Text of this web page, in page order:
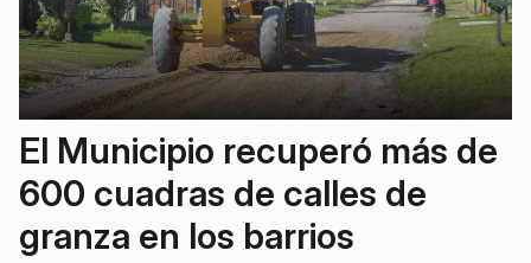
El Municipio recuperó más de
600 cuadras de calles de
granza en los barrios